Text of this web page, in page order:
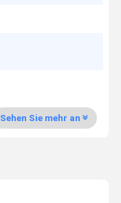
Sehen Sie mehr an